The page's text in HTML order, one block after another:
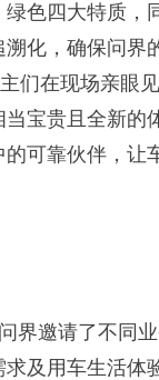
色四大特质，
化，确保问界
们在现场亲眼
宝贵且全新的
可靠伙伴，让
界邀请了不同
及用车生活体